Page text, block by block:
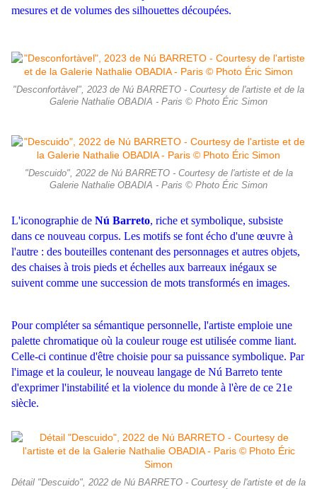
mesures et de volumes des silhouettes découpées.
"Desconfortàvel", 2023 de Nú BARRETO - Courtesy de l'artiste et de la
Galerie Nathalie OBADIA - Paris © Photo Éric Simon
"Descuido", 2022 de Nú BARRETO - Courtesy de l'artiste et de la
Galerie Nathalie OBADIA - Paris © Photo Éric Simon
L'iconographie de Nú Barreto, riche et symbolique, subsiste
dans ce nouveau corpus. Les motifs se font écho d'une œuvre à
l'autre : des bouteilles contenant des personnages et autres objets,
des chaises à trois pieds et échelles aux barreaux inégaux se
suivent comme une succession de mots transformés en images.
Pour compléter sa sémantique personnelle, l'artiste emploie une
palette chromatique où la couleur rouge est utilisée comme liant.
Celle-ci continue d'être choisie pour sa puissance symbolique. Par
l'image et la couleur, le nouveau langage de Nú Barreto tente
d'exprimer l'instabilité et la violence du monde à l'ère de ce 21e
siècle.
Détail "Descuido", 2022 de Nú BARRETO - Courtesy de l'artiste et de la